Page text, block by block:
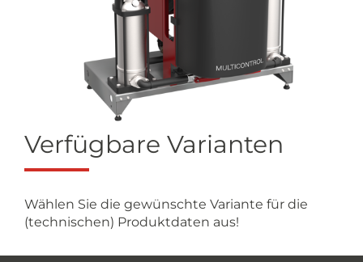
Verfügbare Varianten
Wählen Sie die gewünschte Variante für die
(technischen) Produktdaten aus!